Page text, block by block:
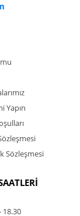
Yapın
Sözleşmesi
18.30